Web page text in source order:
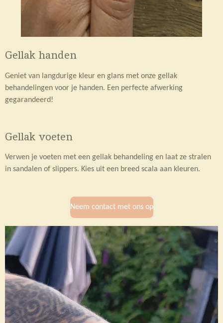
Gellak handen
Geniet van langdurige kleur en glans met onze gellak
behandelingen voor je handen. Een perfecte afwerking
gegarandeerd!
Gellak voeten
Verwen je voeten met een gellak behandeling en laat ze stralen
in sandalen of slippers. Kies uit een breed scala aan kleuren.
Neem contact met ons op